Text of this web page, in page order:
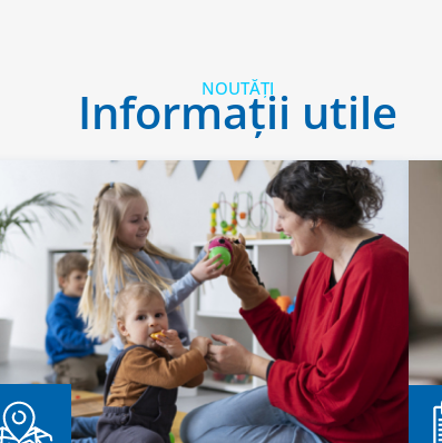
NOUTĂȚI
Informații utile